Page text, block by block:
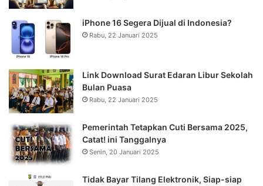
iPhone 16 Segera Dijual di Indonesia?
Rabu, 22 Januari 2025
Link Download Surat Edaran Libur Sekolah
Bulan Puasa
Rabu, 22 Januari 2025
Pemerintah Tetapkan Cuti Bersama 2025,
Catat! ini Tanggalnya
Senin, 20 Januari 2025
Tidak Bayar Tilang Elektronik, Siap-siap